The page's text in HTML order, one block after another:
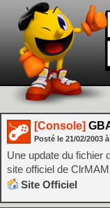
[Console]
Posté le 21/02/2003 à
Une update du fichier
site officiel de
Site Officiel